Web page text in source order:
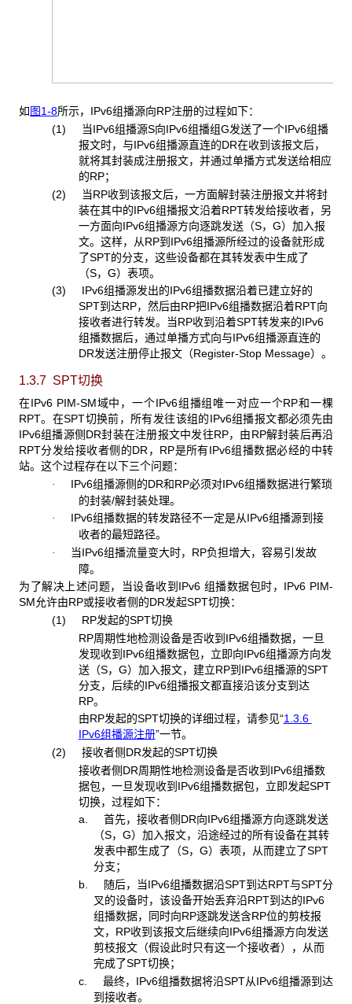
如图1-8所示，IPv6组播源向RP注册的过程如下：
(1) 当IPv6组播源S向IPv6组播组G发送了一个IPv6组播
报文时，与IPv6组播源直连的DR在收到该报文后，
就将其封装成注册报文，并通过单播方式发送给相应
的RP；
(2) 当RP收到该报文后，一方面解封装注册报文并将封
装在其中的IPv6组播报文沿着RPT转发给接收者，另
一方面向IPv6组播源方向逐跳发送（S，G）加入报
文。这样，从RP到IPv6组播源所经过的设备就形成
了SPT的分支，这些设备都在其转发表中生成了
（S，G）表项。
(3) IPv6组播源发出的IPv6组播数据沿着已建立好的
SPT到达RP，然后由RP把IPv6组播数据沿着RPT向
接收者进行转发。当RP收到沿着SPT转发来的IPv6
组播数据后，通过单播方式向与IPv6组播源直连的
DR发送注册停止报文（Register-Stop Message）。
1.3.7 SPT切换
在IPv6 PIM-SM域中，一个IPv6组播组唯一对应一个RP和一棵
RPT。在SPT切换前，所有发往该组的IPv6组播报文都必须先由
IPv6组播源侧DR封装在注册报文中发往RP，由RP解封装后再沿
RPT分发给接收者侧的DR，RP是所有IPv6组播数据必经的中转
站。这个过程存在以下三个问题：
· IPv6组播源侧的DR和RP必须对IPv6组播数据进行繁琐
的封装/解封装处理。
· IPv6组播数据的转发路径不一定是从IPv6组播源到接
收者的最短路径。
· 当IPv6组播流量变大时，RP负担增大，容易引发故
障。
为了解决上述问题，当设备收到IPv6 组播数据包时，IPv6 PIM-
SM允许由RP或接收者侧的DR发起SPT切换：
(1) RP发起的SPT切换
RP周期性地检测设备是否收到IPv6组播数据，一旦
发现收到IPv6组播数据包，立即向IPv6组播源方向发
送（S，G）加入报文，建立RP到IPv6组播源的SPT
分支，后续的IPv6组播报文都直接沿该分支到达
RP。
由RP发起的SPT切换的详细过程，请参见“1.3.6
IPv6组播源注册”一节。
(2) 接收者侧DR发起的SPT切换
接收者侧DR周期性地检测设备是否收到IPv6组播数
据包，一旦发现收到IPv6组播数据包，立即发起SPT
切换，过程如下：
a. 首先，接收者侧DR向IPv6组播源方向逐跳发送
（S，G）加入报文，沿途经过的所有设备在其转
发表中都生成了（S，G）表项，从而建立了SPT
分支；
b. 随后，当IPv6组播数据沿SPT到达RPT与SPT分
叉的设备时，该设备开始丢弃沿RPT到达的IPv6
组播数据，同时向RP逐跳发送含RP位的剪枝报
文，RP收到该报文后继续向IPv6组播源方向发送
剪枝报文（假设此时只有这一个接收者），从而
完成了SPT切换；
c. 最终，IPv6组播数据将沿SPT从IPv6组播源到达
到接收者。